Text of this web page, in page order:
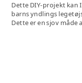
Dette DIY-projekt kan
barns yndlings
Dette er en sjov måde